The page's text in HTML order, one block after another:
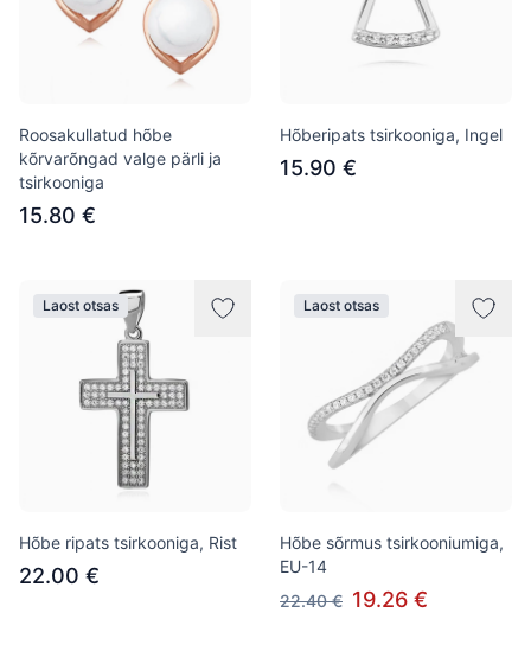
Roosakullatud hõbe
kõrvarõngad valge pärli ja
tsirkooniga
15.80 €
Hõberipats tsirkooniga, Ingel
15.90 €
Laost otsas
Hõbe ripats tsirkooniga, Rist
22.00 €
Laost otsas
Hõbe sõrmus tsirkooniumiga,
EU-14
22.40 € 19.26 €